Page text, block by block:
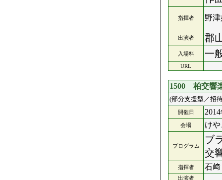
指揮者 野
出演者 郡
入場料 一
URL
1500 柏交響
(部分支援型／招
開催日
会場 け
プログラム
ブ
交
指揮者 石
出演者